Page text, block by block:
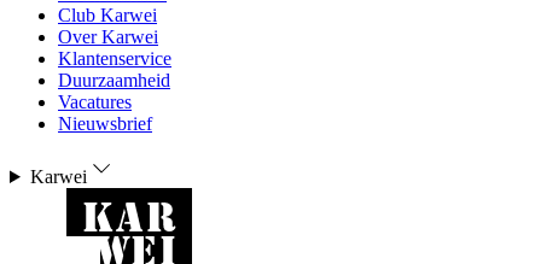
Club Karwei
Over Karwei
Klantenservice
Duurzaamheid
Vacatures
Nieuwsbrief
Karwei